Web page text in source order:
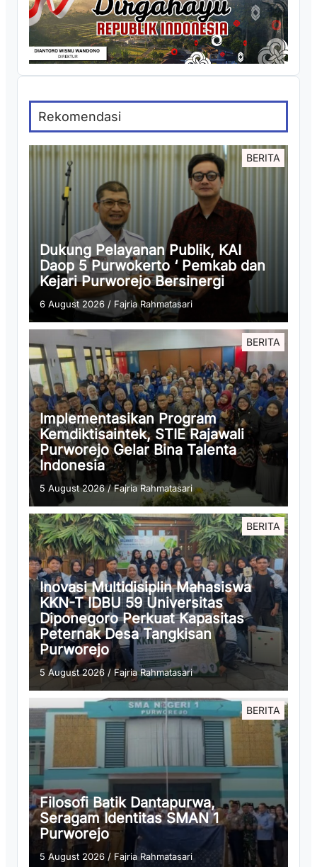
Rekomendasi
BERITA
Dukung Pelayanan Publik, KAI
Daop 5 Purwokerto ‘ Pemkab dan
Kejari Purworejo Bersinergi
6 August 2026 / Fajria Rahmatasari
BERITA
Implementasikan Program
Kemdiktisaintek, STIE Rajawali
Purworejo Gelar Bina Talenta
Indonesia
5 August 2026/Fajria Rahmatasari
BERITA
Inovasi Multidisiplin Mahasiswa
KKN-T IDBU 59 Universitas
Diponegoro Perkuat Kapasitas
Peternak Desa Tangkisan
Purworejo
5 August 2026 /Fajria Rahmatasari
BERITA
Filosofi Batik Dantapurwa,
Seragam Identitas SMAN 1
Purworejo
5 August 2026 / Fajria Rahmatasari